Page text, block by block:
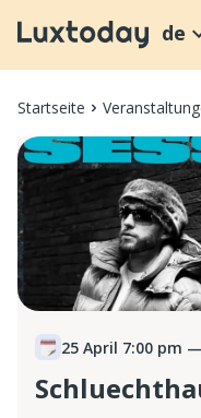
de
Startseite
25 April 7:00 pm —